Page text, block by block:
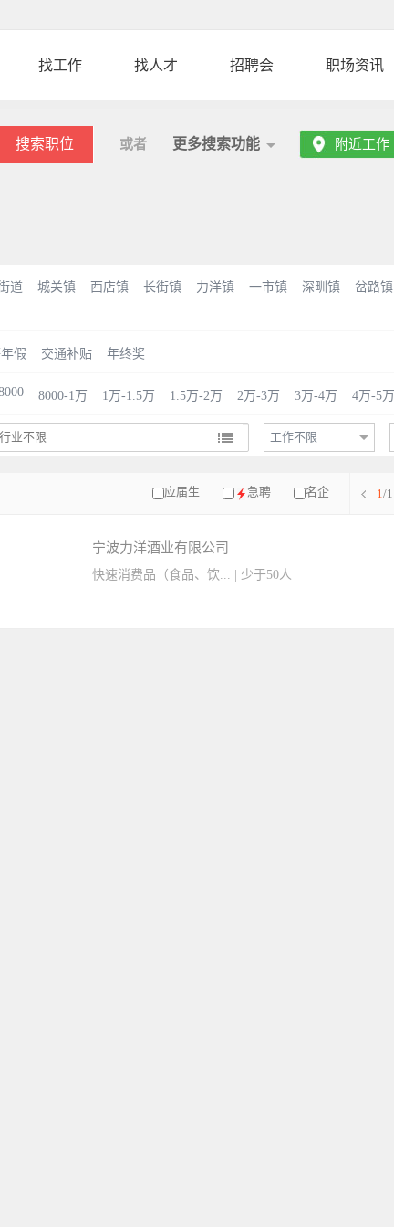
找工作 找人才 招聘会 职场资讯
搜索职位 或者 更多搜索功能 附近工作
道 城关镇 西店镇 长街镇 力洋镇 一市镇 深甽镇 岔路镇
假 交通补贴 年终奖
8000-1万 1万-1.5万 1.5万-2万 2万-3万 3万-4万 4万-5万
工作不限
应届生 急聘 名企 1/1
宁波力洋酒业有限公司
快速消费品（食品、饮... | 少于50人